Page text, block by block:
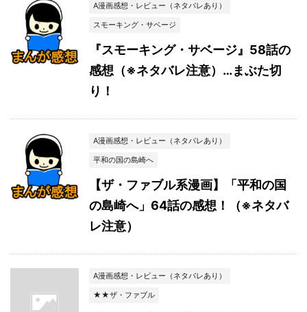
A漫画感想・レビュー（ネタバレあり）
スモーキング・サベージ
『スモーキング・サベージ』58話の
感想（※ネタバレ注意）…まぶた切
り！
A漫画感想・レビュー（ネタバレあり）
平和の国の島崎へ
【ザ・ファブル系漫画】「平和の国
の島崎へ」64話の感想！（※ネタバ
レ注意）
A漫画感想・レビュー（ネタバレあり）
★★ザ・ファブル